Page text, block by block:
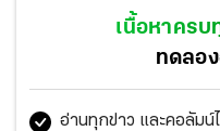
ประเทศ เป็น กลุ่มผู้มีราย
ดัชนีการบริโภคภาคเอกช
เนื้อหาคร
ทดลอ
อ่านทุกข่าว และคอลัมน์